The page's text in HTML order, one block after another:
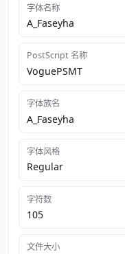
字体名称
A_Faseyha
PostScript 名称
VoguePSMT
字体族名
A_Faseyha
字体风格
Regular
字符数
105
文件大小